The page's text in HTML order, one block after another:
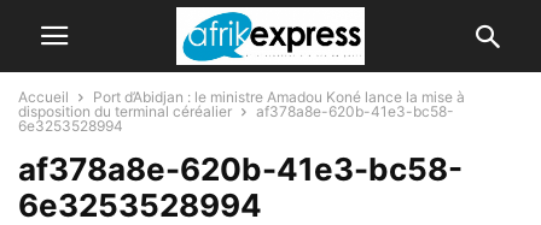
Accueil
Port d’Abidjan : le ministre Amadou Koné lance la mise à
disposition du terminal céréalier
af378a8e-620b-41e3-bc58-
6e3253528994
af378a8e-620b-41e3-bc58-
6e3253528994